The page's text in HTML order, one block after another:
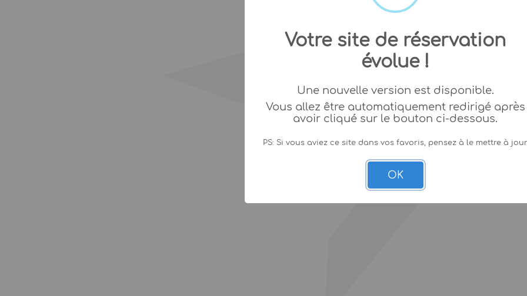
Votre site de réservation
évolue !
Une nouvelle version est disponible.
Vous allez être automatiquement redirigé après
avoir cliqué sur le bouton ci-dessous.
PS: Si vous aviez ce site dans vos favoris, pensez à le mettre à
OK